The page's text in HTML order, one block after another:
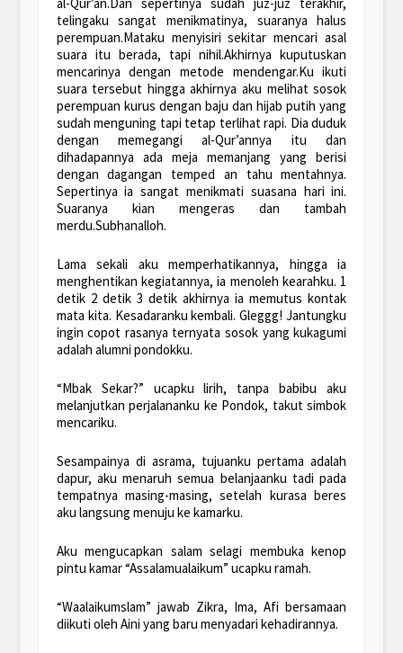
telingaku sangat menikmatinya, suaranya halus
perempuan.Mataku menyisiri sekitar mencari asal
suara itu berada, tapi nihil.Akhirnya kuputuskan
mencarinya dengan metode mendengar.Ku ikuti
suara tersebut hingga akhirnya aku melihat sosok
perempuan kurus dengan baju dan hijab putih yang
sudah menguning tapi tetap terlihat rapi. Dia duduk
dengan memegangi al-Qur’annya itu dan
dihadapannya ada meja memanjang yang berisi
dengan dagangan temped an tahu mentahnya.
Sepertinya ia sangat menikmati suasana hari ini.
Suaranya kian mengeras dan tambah
merdu.Subhanalloh.
Lama sekali aku memperhatikannya, hingga ia
menghentikan kegiatannya, ia menoleh kearahku. 1
detik 2 detik 3 detik akhirnya ia memutus kontak
mata kita. Kesadaranku kembali. Gleggg! Jantungku
ingin copot rasanya ternyata sosok yang kukagumi
adalah alumni pondokku.
“Mbak Sekar?” ucapku lirih, tanpa babibu aku
melanjutkan perjalananku ke Pondok, takut simbok
mencariku.
Sesampainya di asrama, tujuanku pertama adalah
dapur, aku menaruh semua belanjaanku tadi pada
tempatnya masing-masing, setelah kurasa beres
aku langsung menuju ke kamarku.
Aku mengucapkan salam selagi membuka kenop
pintu kamar “Assalamualaikum” ucapku ramah.
“Waalaikumslam” jawab Zikra, Ima, Afi bersamaan
diikuti oleh Aini yang baru menyadari kehadirannya.